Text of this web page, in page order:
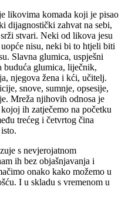
likovima komada koji je pisao
dijagnostički zahvat na sebi,
stvari. Neki od likova jesu
nisu, neki bi to htjeli biti
Slavna glumica, uspješni
buduća glumica, liječnik,
njegova žena i kći, učitelj.
snove, sumnje, opsesije,
Mreža njihovih odnosa je
ih zatječemo na početku
trećeg i četvrtog čina
s nevjerojatnom
ih bez objašnjavanja i
onako kako možemo u
I u skladu s vremenom u